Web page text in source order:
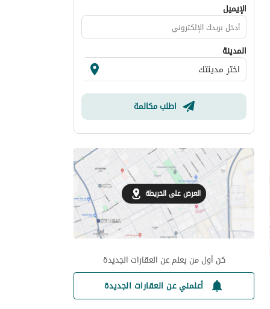
الإيميل
المدينة
اطلب مكالمة
العرض على الخريطة
كن أول من يعلم عن العقارات الجديدة
أعلمني عن العقارات الجديدة